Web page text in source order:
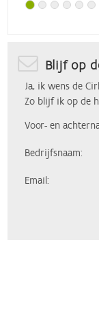
Blijf op
Ja, ik wens de
Zo blijf ik op de
Voor- en
Bedrijfsnaam:
Email: